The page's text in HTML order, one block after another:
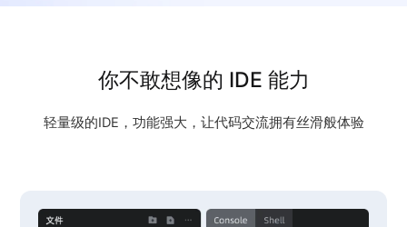
你不敢想像的 IDE 能力
轻量级的IDE，功能强大，让代码交流拥有丝滑般体验